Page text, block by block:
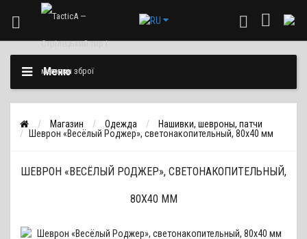
Меню
Магазин Одежда
Нашивки, шевроны, патчи
Шеврон «Весёлый Роджер», светонакопительный, 80х40 мм
ШЕВРОН «ВЕСЁЛЫЙ РОДЖЕР», СВЕТОНАКОПИТЕЛЬНЫЙ,
80Х40 ММ